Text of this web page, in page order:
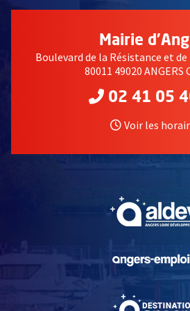
Mairie
Boulevard de la Résistance et
80011 49020 ANGERS
02 41 05
Voir les